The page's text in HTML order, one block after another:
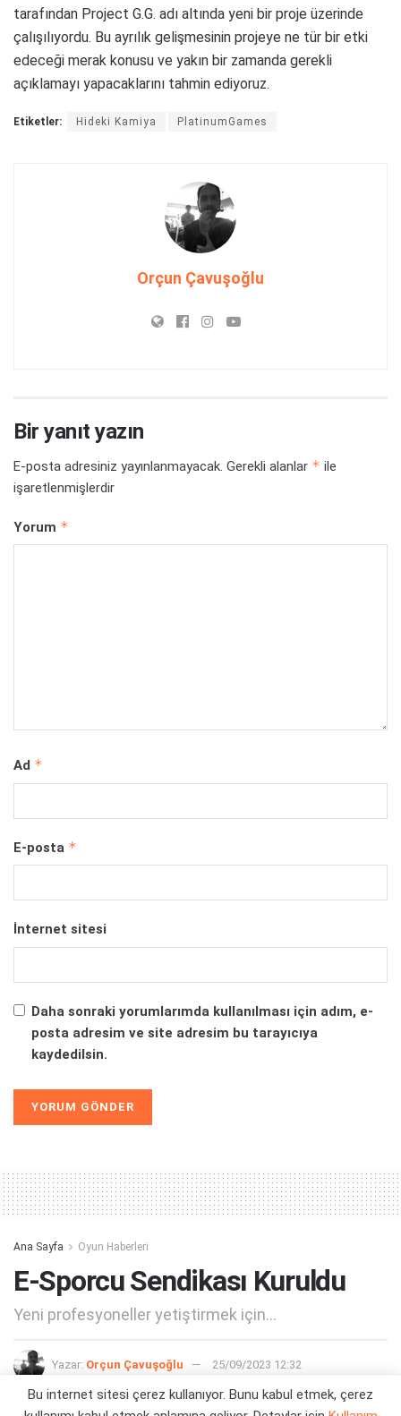
tarafından Project G.G. adı altında yeni bir proje üzerinde
çalışılıyordu. Bu ayrılık gelişmesinin projeye ne tür bir etki
edeceği merak konusu ve yakın bir zamanda gerekli
açıklamayı yapacaklarını tahmin ediyoruz.
Etiketler: Hideki Kamiya PlatinumGames
Orçun Çavuşoğlu
Bir yanıt yazın
E-posta adresiniz yayınlanmayacak. Gerekli alanlar * ile
işaretlenmişlerdir
Yorum *
Ad *
E-posta *
İnternet sitesi
Daha sonraki yorumlarımda kullanılması için adım, e-
posta adresim ve site adresim bu tarayıcıya
kaydedilsin.
Ana Sayfa Oyun Haberleri
E-Sporcu Sendikası Kuruldu
Yeni profesyoneller yetiştirmek için...
Yazar: Orçun Çavuşoğlu 25/09/2023 12:32
Bu internet sitesi çerez kullanıyor. Bunu kabul etmek, çerez